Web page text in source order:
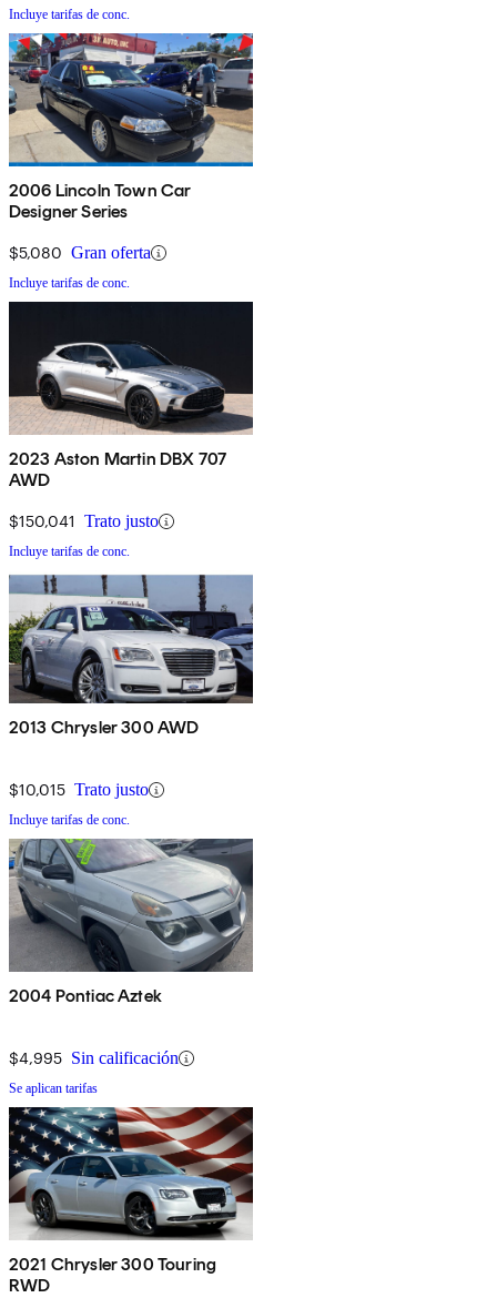
Incluye tarifas de conc.
2006 Lincoln Town Car
Designer Series
$5,080 Gran oferta
Incluye tarifas de conc.
2023 Aston Martin DBX 707
AWD
$150,041 Trato justo
Incluye tarifas de conc.
2013 Chrysler 300 AWD
$10,015 Trato justo
Incluye tarifas de conc.
2004 Pontiac Aztek
$4,995 Sin calificación
Se aplican tarifas
2021 Chrysler 300 Touring
RWD